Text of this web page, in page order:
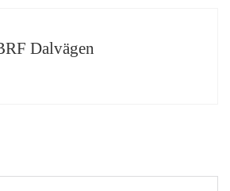
Dalvägen